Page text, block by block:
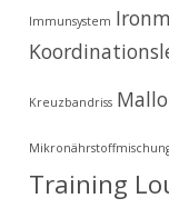
Immunsystem
Kreuzbandriss
Training